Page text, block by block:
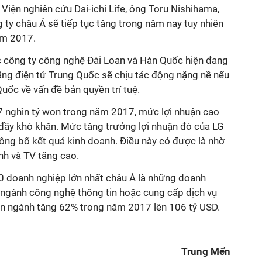
nghiên cứu Dai-ichi Life, ông Toru Nishihama,
châu Á sẽ tiếp tục tăng trong năm nay tuy nhiên
2017.
ty công nghệ Đài Loan và Hàn Quốc hiện đang
điện tử Trung Quốc sẽ chịu tác động nặng nề nếu
về vấn đề bản quyền trí tuệ.
nghìn tỷ won trong năm 2017, mức lợi nhuận cao
khó khăn. Mức tăng trưởng lợi nhuận đó của LG
bố kết quả kinh doanh. Điều này có được là nhờ
và TV tăng cao.
nghiệp lớn nhất châu Á là những doanh
công nghệ thông tin hoặc cung cấp dịch vụ
ngành tăng 62% trong năm 2017 lên 106 tỷ USD.
Trung Mến